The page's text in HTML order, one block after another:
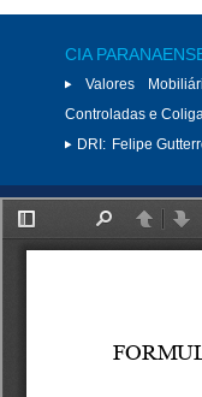
CIA
Valores
Controladas e
DRI: Felipe